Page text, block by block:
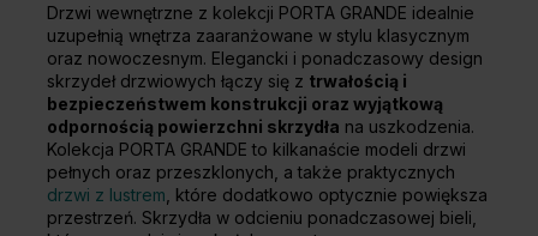
Drzwi wewnętrzne z kolekcji PORTA GRANDE idealnie
uzupełnią wnętrza zaaranżowane w stylu klasycznym
oraz nowoczesnym. Elegancki i ponadczasowy design
skrzydeł drzwiowych łączy się z trwałością i
bezpieczeństwem konstrukcji oraz wyjątkową
odpornością powierzchni skrzydła na uszkodzenia.
Kolekcja PORTA GRANDE to kilkanaście modeli drzwi
pełnych oraz przeszklonych, a także praktycznych
drzwi z lustrem , które dodatkowo optycznie powiększa
przestrzeń. Skrzydła w odcieniu ponadczasowej bieli,